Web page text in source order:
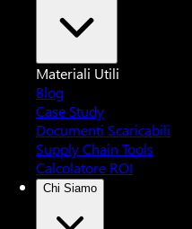
Materiali Utili
Blog
Case Study
Documenti Scaricabili
Supply Chain Tools
Calcolatore ROI
Chi Siamo